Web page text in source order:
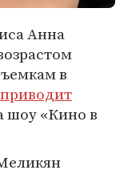
Анна
в
приводит
шоу «Кино в